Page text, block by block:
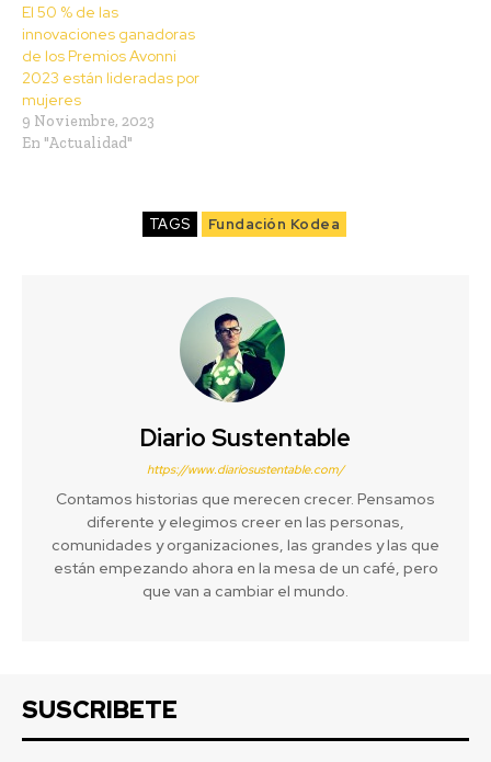
El 50 % de las
innovaciones ganadoras
de los Premios Avonni
2023 están lideradas por
mujeres
9 Noviembre, 2023
En "Actualidad"
TAGS Fundación Kodea
Diario Sustentable
https://www.diariosustentable.com/
Contamos historias que merecen crecer. Pensamos
diferente y elegimos creer en las personas,
comunidades y organizaciones, las grandes y las que
están empezando ahora en la mesa de un café, pero
que van a cambiar el mundo.
SUSCRIBETE